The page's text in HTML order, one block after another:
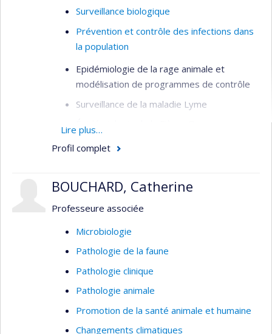
Surveillance biologique
Prévention et contrôle des infections dans
la population
Epidémiologie de la rage animale et
modélisation de programmes de contrôle
Surveillance de la maladie Lyme
Épidémiologie de la Fièvre Q
Lire plus…
Profil complet
BOUCHARD, Catherine
Professeure associée
Microbiologie
Pathologie de la faune
Pathologie clinique
Pathologie animale
Promotion de la santé animale et humaine
Changements climatiques